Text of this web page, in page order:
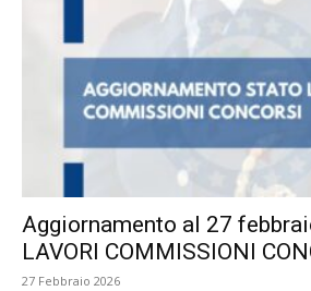
Aggiornamento al 27
LAVORI COMMISSIONI
27 Febbraio 2026